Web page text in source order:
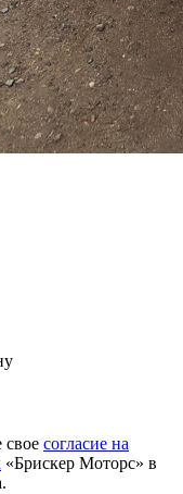
согласие на
«Брискер Моторс» в